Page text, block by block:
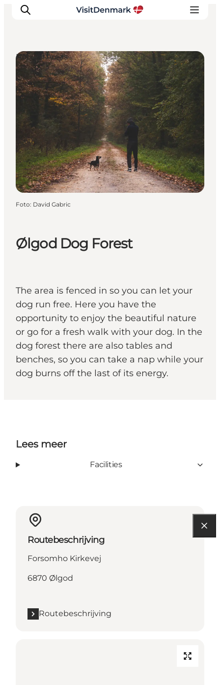
Inspiratie
Bestemmingen
Wat te doen
Accommodaties
Plan je reis
Ølgod Dog Forest
The area is fenced in so you can let your
dog run free. Here you have the
opportunity to enjoy the beautiful nature
or go for a fresh walk with your dog. In the
dog forest there are also tables and
benches, so you can take a nap while your
dog burns off the last of its energy.
Natural Areas
Foto: David Gabric
Lees meer
Facilities
Routebeschrijving
Forsomho Kirkevej
6870 Ølgod
Routebeschrijving